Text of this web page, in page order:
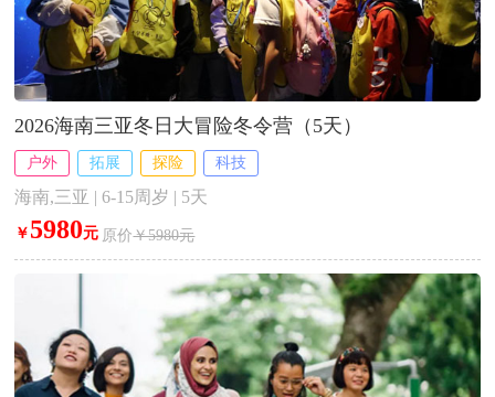
2026海南三亚冬日大冒险冬令营（5天）
户外 拓展 探险 科技
海南,三亚 | 6-15周岁 | 5天
￥ 5980元 原价￥5980元